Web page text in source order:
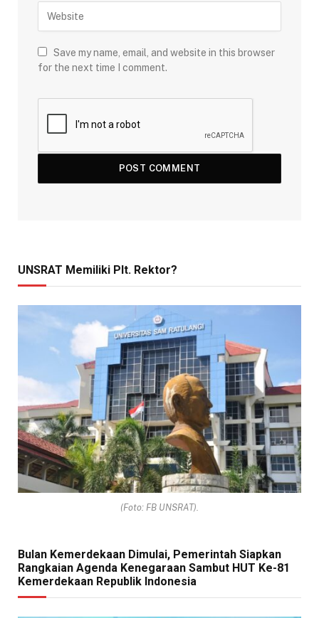
Save my name, email, and website in this browser
for the next time I comment.
UNSRAT Memiliki Plt. Rektor?
(Foto: FB UNSRAT).
Bulan Kemerdekaan Dimulai, Pemerintah Siapkan
Rangkaian Agenda Kenegaraan Sambut HUT Ke-81
Kemerdekaan Republik Indonesia